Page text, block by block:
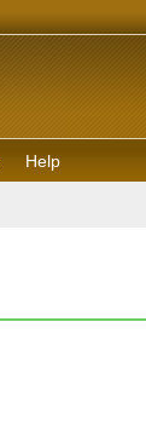
Help